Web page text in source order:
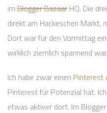
im Blogger Bazaar HQ. Die
direkt am Hackeschen Markt,
Dort war für den Vormittag
wirklich ziemlich spannend war.
Ich habe zwar einen Pinterest
Pinterest für Potenzial hat.
etwas aktiver dort. Im